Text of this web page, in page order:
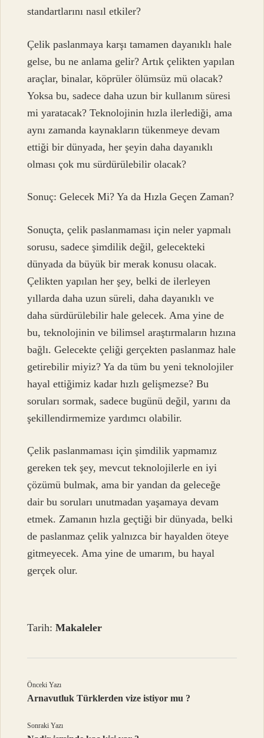
standartlarını nasıl etkiler?
Çelik paslanmaya karşı tamamen dayanıklı hale
gelse, bu ne anlama gelir? Artık çelikten yapılan
araçlar, binalar, köprüler ölümsüz mü olacak?
Yoksa bu, sadece daha uzun bir kullanım süresi
mi yaratacak? Teknolojinin hızla ilerlediği, ama
aynı zamanda kaynakların tükenmeye devam
ettiği bir dünyada, her şeyin daha dayanıklı
olması çok mu sürdürülebilir olacak?
Sonuç: Gelecek Mi? Ya da Hızla Geçen Zaman?
Sonuçta, çelik paslanmaması için neler yapmalı
sorusu, sadece şimdilik değil, gelecekteki
dünyada da büyük bir merak konusu olacak.
Çelikten yapılan her şey, belki de ilerleyen
yıllarda daha uzun süreli, daha dayanıklı ve
daha sürdürülebilir hale gelecek. Ama yine de
bu, teknolojinin ve bilimsel araştırmaların hızına
bağlı. Gelecekte çeliği gerçekten paslanmaz hale
getirebilir miyiz? Ya da tüm bu yeni teknolojiler
hayal ettiğimiz kadar hızlı gelişmezse? Bu
soruları sormak, sadece bugünü değil, yarını da
şekillendirmemize yardımcı olabilir.
Çelik paslanmaması için şimdilik yapmamız
gereken tek şey, mevcut teknolojilerle en iyi
çözümü bulmak, ama bir yandan da geleceğe
dair bu soruları unutmadan yaşamaya devam
etmek. Zamanın hızla geçtiği bir dünyada, belki
de paslanmaz çelik yalnızca bir hayalden öteye
gitmeyecek. Ama yine de umarım, bu hayal
gerçek olur.
Tarih:Makaleler
Önceki Yazı
Arnavutluk Türklerden vize istiyor mu ?
Sonraki Yazı